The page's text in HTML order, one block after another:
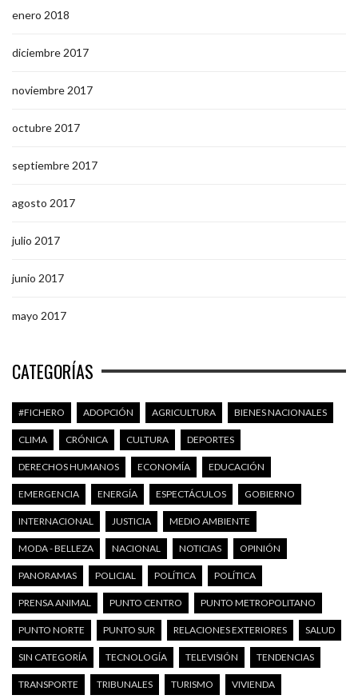
enero 2018
diciembre 2017
noviembre 2017
octubre 2017
septiembre 2017
agosto 2017
julio 2017
junio 2017
mayo 2017
CATEGORÍAS
#FICHERO ADOPCIÓN AGRICULTURA BIENES NACIONALES
CLIMA CRÓNICA CULTURA DEPORTES
DERECHOS HUMANOS ECONOMÍA EDUCACIÓN
EMERGENCIA ENERGÍA ESPECTÁCULOS GOBIERNO
INTERNACIONAL JUSTICIA MEDIO AMBIENTE
MODA - BELLEZA NACIONAL NOTICIAS OPINIÓN
PANORAMAS POLICIAL POLÍTICA POLÍTICA
PRENSA ANIMAL PUNTO CENTRO PUNTO METROPOLITANO
PUNTO NORTE PUNTO SUR RELACIONES EXTERIORES SALUD
SIN CATEGORÍA TECNOLOGÍA TELEVISIÓN TENDENCIAS
TRANSPORTE TRIBUNALES TURISMO VIVIENDA